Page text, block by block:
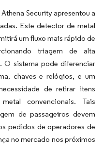
Security apresentou a
Este detector de metal
um fluxo mais rápido de
triagem de alta
O sistema pode diferenciar
chaves e relógios, e um
de retirar itens
convencionais. Tais
de passageiros devem
pedidos de operadores de
no mercado nos próximos